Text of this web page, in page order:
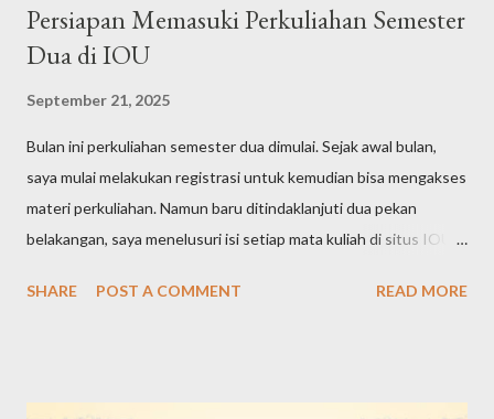
via aplikasi MyTelkomsel. Pagi ini saya baru ingat, kemudian
membuka aplikasi MyTelkomsel. Gagal, karena ternyata ter-
mencoba login, qodarullah aplikasi meminta untuk melakukan
verifikasi via SMS. Dan di sinilah tantangan muncul, SMSnya tidak
sampai. Maka verifikasi pun gagal dilakukan. Saya mulai mencari
informasi, apakah ada car...
Persiapan Memasuki Perkuliahan Semester
Dua di IOU
September 21, 2025
Bulan ini perkuliahan semester dua dimulai. Sejak awal bulan,
saya mulai melakukan registrasi untuk kemudian bisa mengakses
materi perkuliahan. Namun baru ditindaklanjuti dua pekan
belakangan, saya menelusuri isi setiap mata kuliah di situs IOU.
bertajuk Tangguh dan Tumbuh : Mengasah Growth Mindset dan
SHARE POST A COMMENT READ MORE